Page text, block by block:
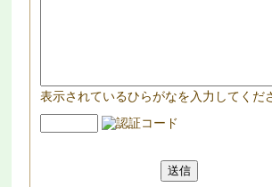
表示されているひらがなを入力してくだ